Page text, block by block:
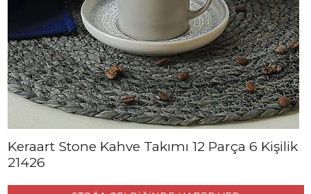
Keraart Stone Kahve Takımı 12 Parça 6 Kişilik
21426